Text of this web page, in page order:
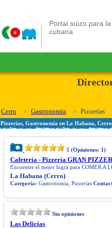
Portal suizo para
cubana
Cerro Gastronomía Pizzerías
Pizzerías, Gastronomía en La Habana, Cerro
5 (Opiniones: 1)
Cafetería - Pizzería GRAN
Encuentre el mejor lugra para COMER A
La Habana (Cerro)
Categoría: Gastronomía, Pizzerías
Sin opiniones
Las Delicias